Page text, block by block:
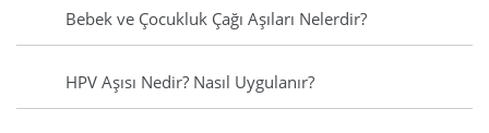
Bebek ve Çocukluk Çağı Aşıları Nelerdir?
HPV Aşısı Nedir? Nasıl Uygulanır?